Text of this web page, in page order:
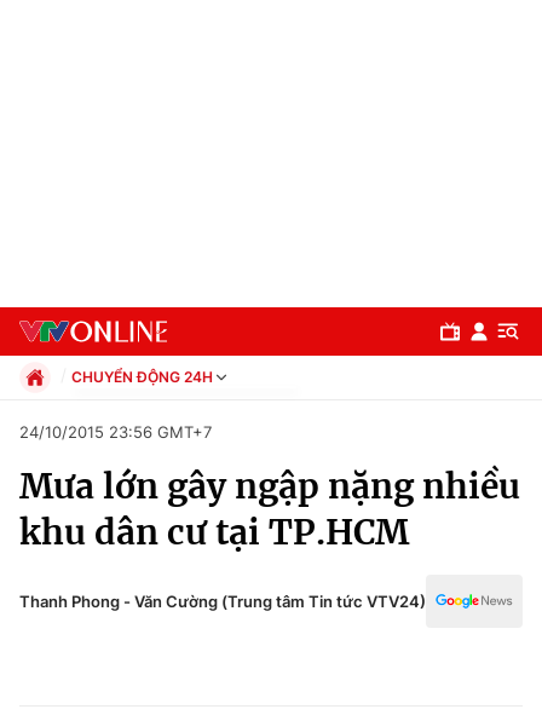
Chuyên mục
Chính trị
CHUYỂN ĐỘNG 24H
Xã hội
Pháp luật
Thể thao
Văn hóa - Giải trí
24/10/2015 23:56 GMT+7
Mưa lớn gây ngập nặng nhiều
khu dân cư tại TP.HCM
Thanh Phong - Văn Cường (Trung tâm Tin tức VTV24)